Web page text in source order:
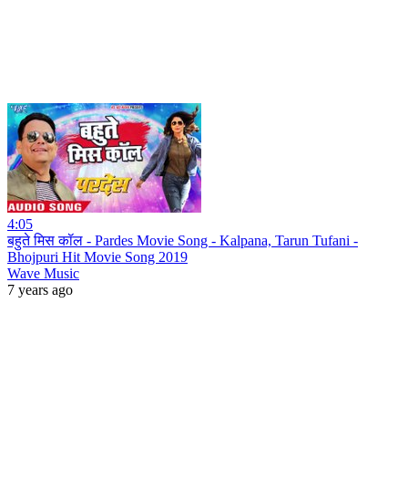
4:05
बहुते मिस कॉल - Pardes Movie Song - Kalpana, Tarun Tufani -
Bhojpuri Hit Movie Song 2019
Wave Music
7 years ago